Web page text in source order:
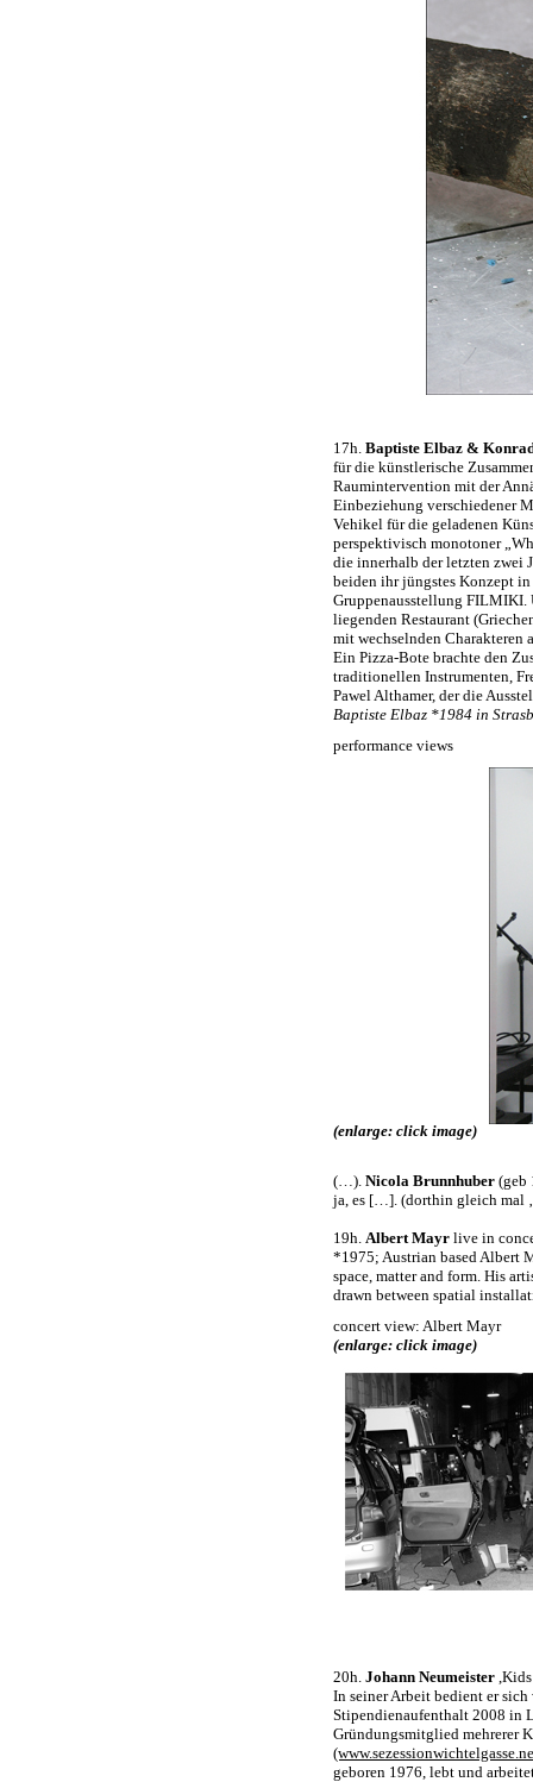
17h. Baptiste Elbaz &
für die künstlerische
Raumintervention mit der
Einbeziehung verschiedener
Vehikel für die geladenen
perspektivisch monotoner
die innerhalb der letzten zwei
beiden ihr jüngstes Konzept
Gruppenausstellung FILMIKI.
liegenden Restaurant
mit wechselnden Charakteren
Ein Pizza-Bote brachte den
traditionellen Instrumenten,
Pawel Althamer, der die
Baptiste Elbaz *1984 in
performance views
(enlarge: click image)
(…). Nicola Brunnhuber (geb
ja, es […]. (dorthin gleich mal
19h. Albert Mayr live in
*1975; Austrian based Albert
space, matter and form. His
drawn between spatial
concert view: Albert Mayr
(enlarge: click image)
20h. Johann Neumeister
In seiner Arbeit bedient er
Stipendienaufenthalt 2008 in
Gründungsmitglied mehrerer
geboren 1976, lebt und